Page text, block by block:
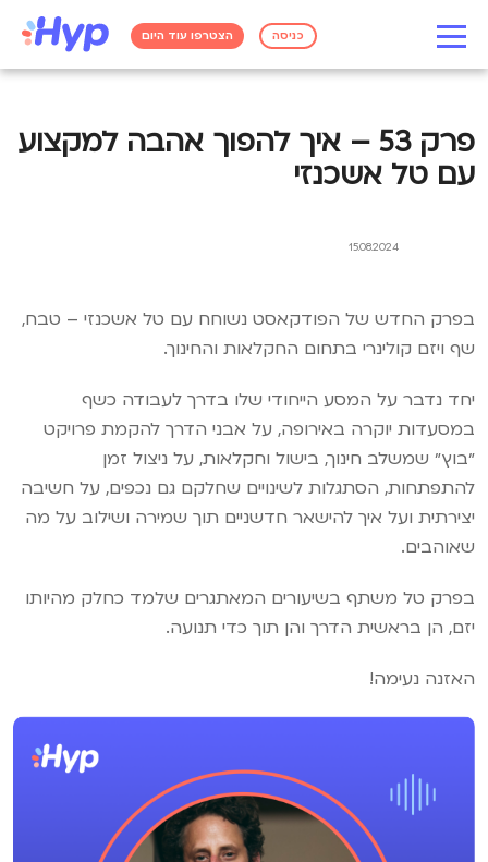
כניסה הצטרפו עוד היום
פרק 53 – איך להפוך אהבה למקצוע
עם טל אשכנזי
15.08.2024
בפרק החדש של הפודקאסט נשוחח עם טל אשכנזי – טבח,
שף ויזם קולינרי בתחום החקלאות והחינוך.
יחד נדבר על המסע הייחודי שלו בדרך לעבודה כשף
במסעדות יוקרה באירופה, על אבני הדרך להקמת פרויקט
״בוץ״ שמשלב חינוך, בישול וחקלאות, על ניצול זמן
להתפתחות, הסתגלות לשינויים שחלקם גם נכפים, על חשיבה
יצירתית ועל איך להישאר חדשניים תוך שמירה ושילוב על מה
שאוהבים.
בפרק טל משתף בשיעורים המאתגרים שלמד כחלק מהיותו
יזם, הן בראשית הדרך והן תוך כדי תנועה.
האזנה נעימה!